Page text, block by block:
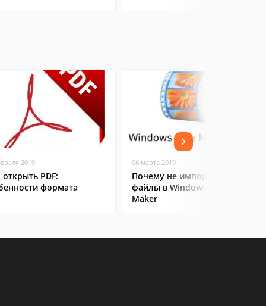
2019
PDF:
формата
06 марта 2019
Почему не импортируются
файлы в Windows Movie
Maker